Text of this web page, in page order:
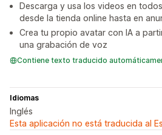
Descarga y usa los videos en
desde la tienda online hasta en
Crea tu propio avatar con IA a
una grabación de voz
Contiene texto traducido
Idiomas
Inglés
Esta aplicación no está traducida al